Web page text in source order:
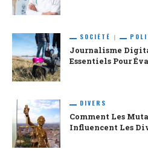
SOCIÉTÉ
Journalisme
Essentiels Pour
DIVERS
Comment Les
Influencent Les